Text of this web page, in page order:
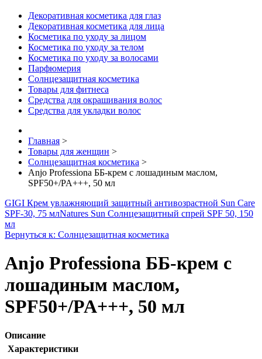
Декоративная косметика для глаз
Декоративная косметика для лица
Косметика по уходу за лицом
Косметика по уходу за телом
Косметика по уходу за волосами
Парфюмерия
Солнцезащитная косметика
Товары для фитнеса
Средства для окрашивания волос
Средства для укладки волос
Главная >
Товары для женщин >
Солнцезащитная косметика >
Anjо Professiona ББ-крем с лошадиным маслом,
SPF50+/PA+++, 50 мл
GIGI Крем увлажняющий защитный антивозрастной Sun Care
SPF-30, 75 млNatures Sun Солнцезащитный спрей SPF 50, 150
мл
Вернуться к: Солнцезащитная косметика
Anjо Professiona ББ-крем с
лошадиным маслом,
SPF50+/PA+++, 50 мл
Описание
Характеристики